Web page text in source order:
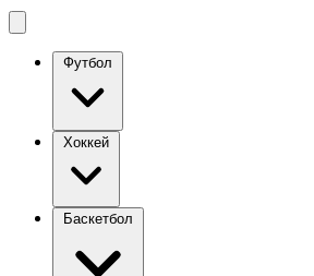
Футбол
Хоккей
Баскетбол